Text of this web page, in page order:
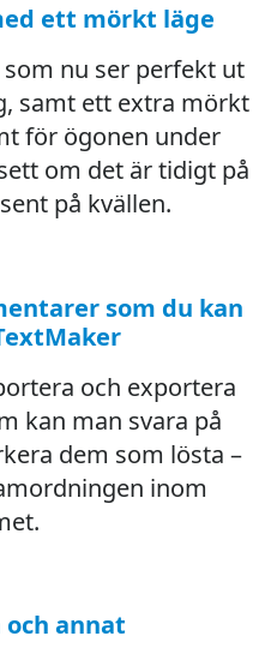
ett mörkt läge
nu ser perfekt ut
samt ett extra mörkt
för ögonen under
om det är tidigt på
på kvällen.
som du kan
och exportera
kan man svara på
dem som lösta –
inom
annat